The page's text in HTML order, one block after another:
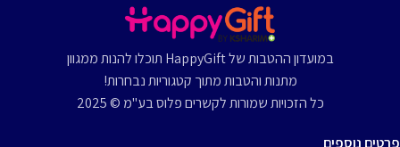
במועדון ההטבות של HappyGift תוכלו להנות ממגוון
מתנות והטבות מתוך קטגוריות נבחרות!
כל הזכויות שמורות לקשרים פלוס בע"מ © 2025